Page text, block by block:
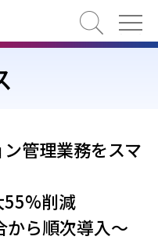
検索
管理業務をスマ
55%削減
ら順次導入～